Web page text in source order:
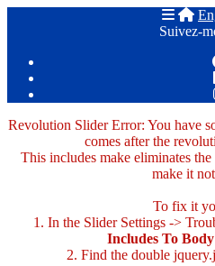
Suivez-
Revolution Slider Error: You have
comes after the
This includes make eliminates
make it
To fix it
1. In the Slider Settings ->
Includes To Body
2. Find the double